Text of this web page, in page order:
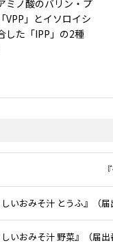
ミノ酸のバリン・プ
VPP」とイソロイシ
した「IPP」の2種
しいおみそ汁 とうふ』（
しいおみそ汁 野菜』（届